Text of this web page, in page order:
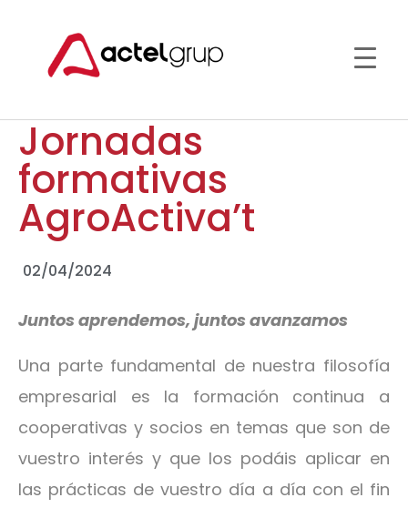
Jornadas
formativas
AgroActiva’t
02/04/2024
Juntos aprendemos, juntos avanzamos
Una parte fundamental de nuestra filosofía
empresarial es la formación continua a
cooperativas y socios en temas que son de
vuestro interés y que los podáis aplicar en
las prácticas de vuestro día a día con el fin